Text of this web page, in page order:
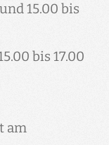
15.00 bis
bis 17.00
am